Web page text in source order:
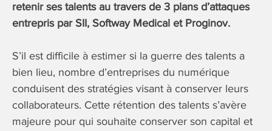
retenir ses talents au travers de 3 plans d’attaques
entrepris par SII, Softway Medical et Proginov.
S’il est difficile à estimer si la guerre des talents a
bien lieu, nombre d’entreprises du numérique
conduisent des stratégies visant à conserver leurs
collaborateurs. Cette rétention des talents s’avère
majeure pour qui souhaite conserver son capital et